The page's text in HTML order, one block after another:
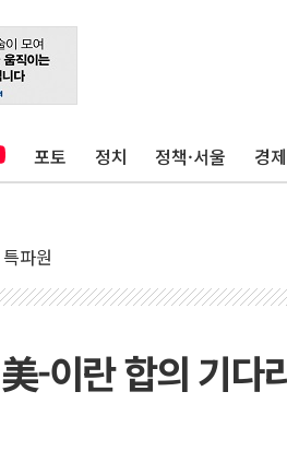
포토 정치 정책·서울 경제
특파원
-이란 합의 기다